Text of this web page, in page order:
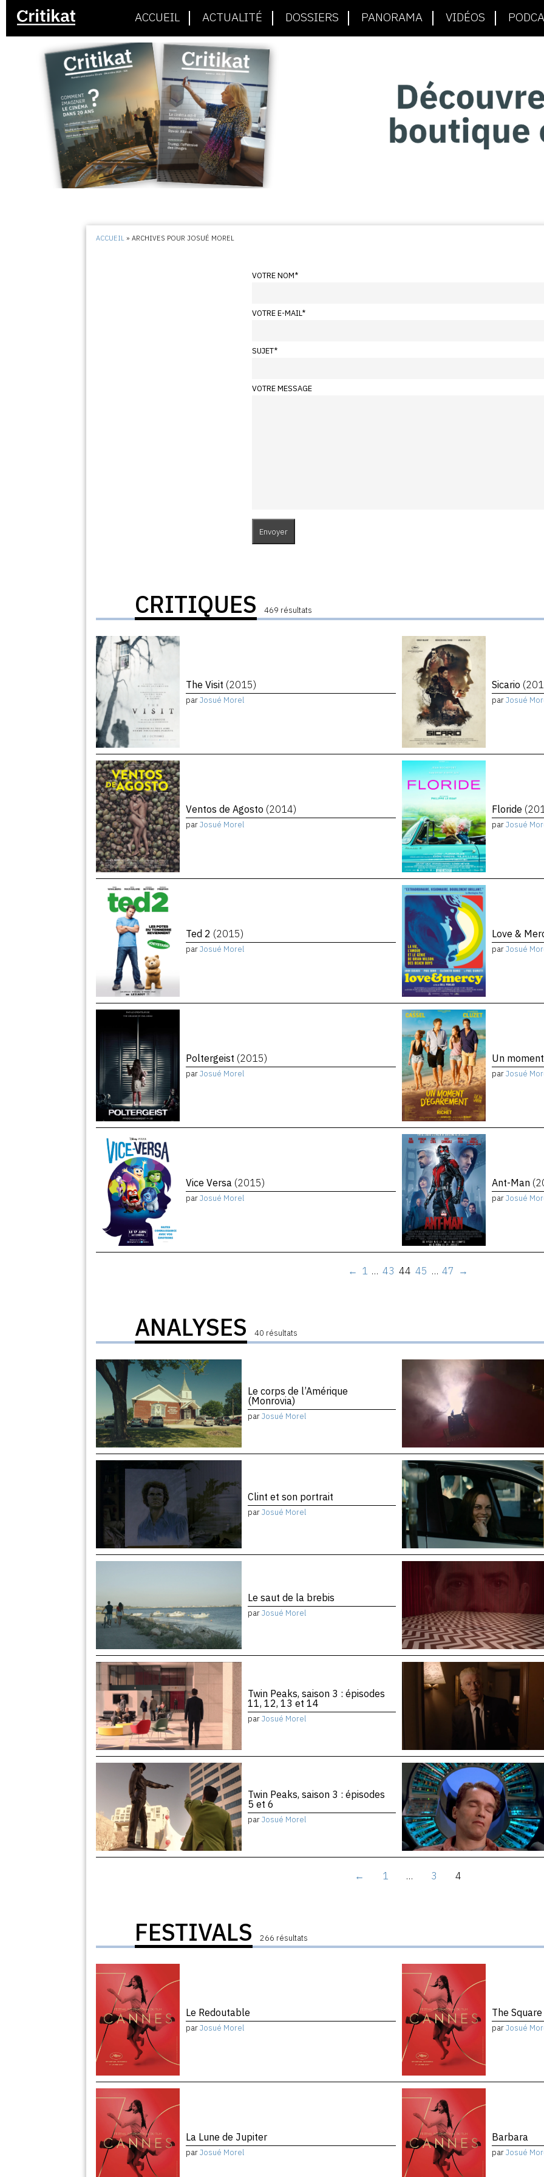
ACCUEIL ACTUALITÉ DOSSIERS PANORAMA VIDÉOS
ACCUEIL »ARCHIVES POUR JOSUÉ MOREL
VOTRE NOM*
VOTRE E-MAIL*
SUJET*
VOTRE MESSAGE
CRITIQUES 469 résultats
The Visit (2015)
parJosué Morel
Sicario
parJosué
Ventos de Agosto (2014)
parJosué Morel
Floride
parJosué
Ted 2 (2015)
parJosué Morel
Love &
parJosué
Poltergeist (2015)
parJosué Morel
Un
parJosué
Vice Versa (2015)
parJosué Morel
Ant-Man
parJosué
← 1 … 43 44 45 … 47 →
ANALYSES 40 résultats
Le corps de l’Amérique
(Monrovia)
parJosué Morel
Clint et son portrait
parJosué Morel
Le saut de la brebis
parJosué Morel
Twin Peaks, saison 3 : épisodes
11, 12, 13 et 14
parJosué Morel
Twin Peaks, saison 3 : épisodes
5 et 6
parJosué Morel
← 1 … 3 4
FESTIVALS 266 résultats
Le Redoutable
parJosué Morel
The Square
parJosué
La Lune de Jupiter
parJosué Morel
Barbara
parJosué